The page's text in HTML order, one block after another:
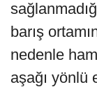
barış
nedenle
aşağı yönlü